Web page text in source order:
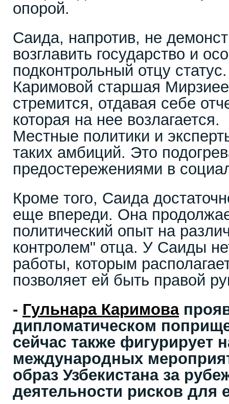
опорой.
Саида, напротив, не
возглавить государство и
подконтрольный отцу
Каримовой старшая
стремится, отдавая себе
которая на нее возлагается.
Местные политики и
таких амбиций. Это
предостережениями в
Кроме того, Саида
еще впереди. Она
политический опыт на
контролем" отца. У Саиды
работы, которым
позволяет ей быть правой
- Гульнара Каримова
дипломатическом
сейчас также фигурирует
международных
образ Узбекистана за
деятельности рисков для